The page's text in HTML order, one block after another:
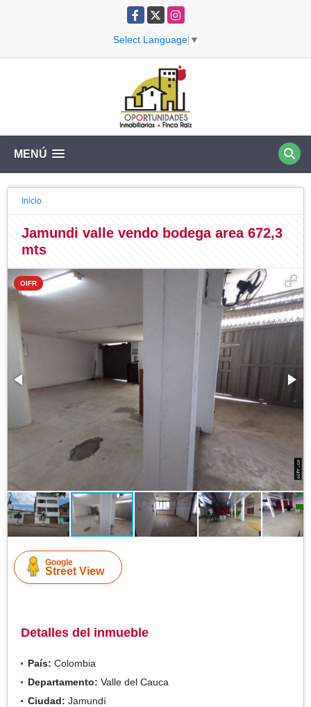
Facebook
X Instagram
Select Language ▼
MENÚ
Inicio
Jamundi valle vendo bodega area 672,3
mts
OIFR
Google
Street View
Detalles del inmueble
País: Colombia
Departamento: Valle del Cauca
Ciudad: Jamundí